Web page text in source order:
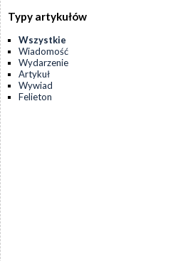
Typy artykułów
Wszystkie
Wiadomość
Wydarzenie
Artykuł
Wywiad
Felieton